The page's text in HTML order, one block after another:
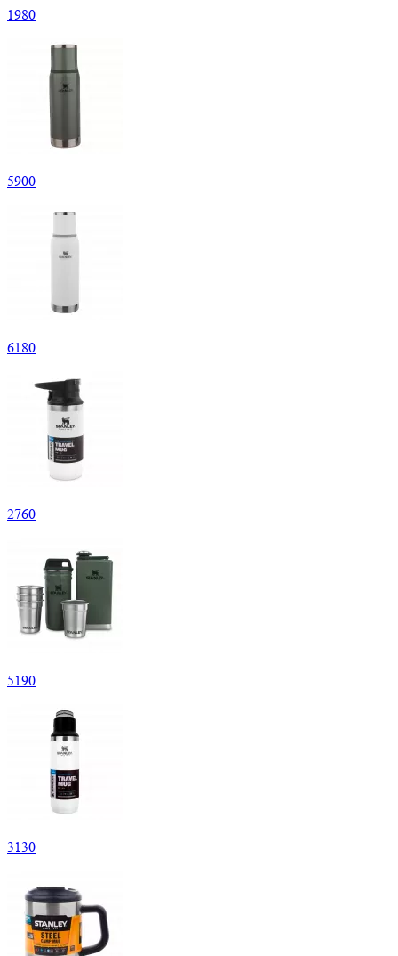
1980
5900
6180
2760
5190
3130